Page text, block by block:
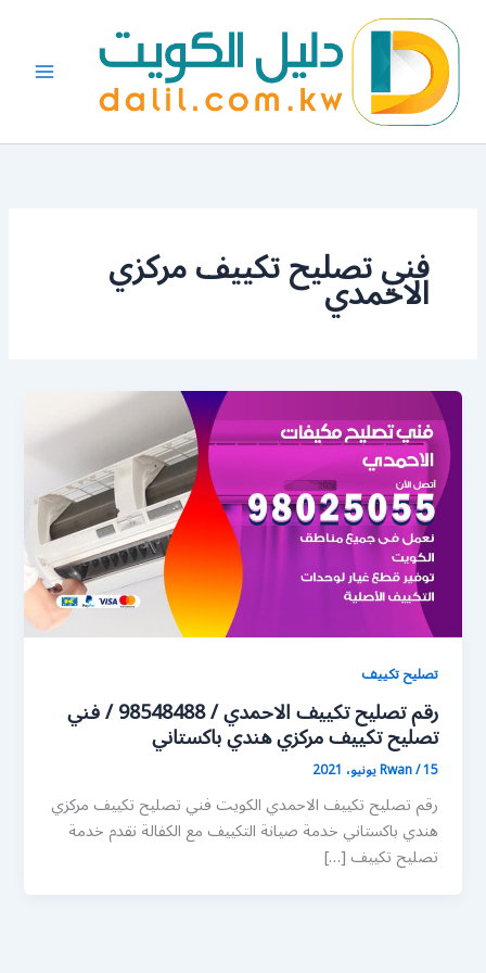
المحتوى
فني تصليح تكييف مركزي
الاحمدي
تصليح تكييف
رقم تصليح تكييف الاحمدي / 98548488 / فني
تصليح تكييف مركزي هندي باكستاني
Rwan/15 يونيو، 2021
رقم تصليح تكييف الاحمدي الكويت فني تصليح تكييف مركزي
هندي باكستاني خدمة صيانة التكييف مع الكفالة نقدم خدمة
تصليح تكييف […]